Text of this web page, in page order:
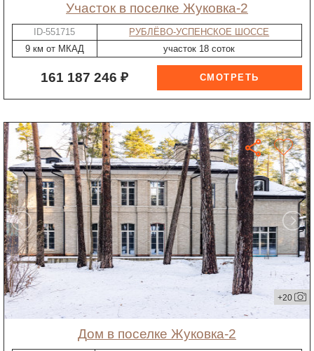
участок в поселке Жуковка-2
ID-551715
РУБЛЁВО-УСПЕНСКОЕ ШОССЕ
9 км от МКАД
участок 18 соток
161 187 246 ₽
+20
дом в поселке Жуковка-2